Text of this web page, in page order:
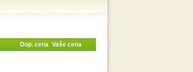
Dop. cena Vaše cena